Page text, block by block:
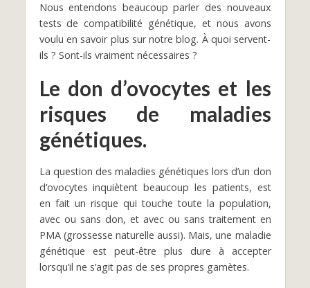
Nous entendons beaucoup parler des nouveaux
tests de compatibilité génétique, et nous avons
voulu en savoir plus sur notre blog. À quoi servent-
ils ? Sont-ils vraiment nécessaires ?
Le don d’ovocytes et les
risques de maladies
génétiques.
La question des maladies génétiques lors d’un don
d’ovocytes inquiètent beaucoup les patients, est
en fait un risque qui touche toute la population,
avec ou sans don, et avec ou sans traitement en
PMA (grossesse naturelle aussi). Mais, une maladie
génétique est peut-être plus dure à accepter
lorsqu’il ne s’agit pas de ses propres gamètes.